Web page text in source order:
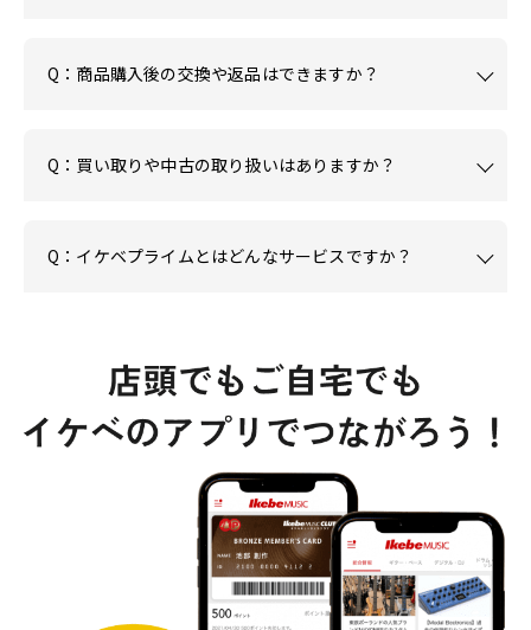
Q：商品購入後の交換や返品はできますか？
Q：買い取りや中古の取り扱いはありますか？
Q：イケベプライムとはどんなサービスですか？